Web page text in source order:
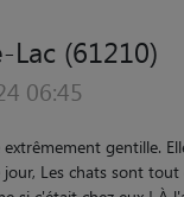
par Isabelle le
sont trés jeunes et
une photo de